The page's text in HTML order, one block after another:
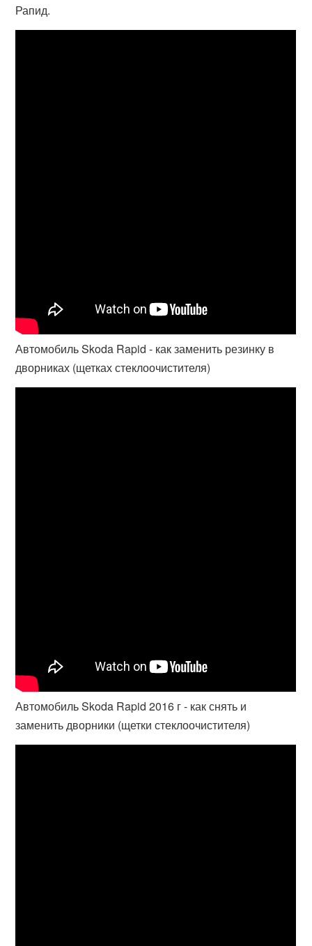
Рапид.
Автомобиль Skoda Rapid - как заменить резинку в
дворниках (щетках стеклоочистителя)
Автомобиль Skoda Rapid 2016 г - как снять и
заменить дворники (щетки стеклоочистителя)